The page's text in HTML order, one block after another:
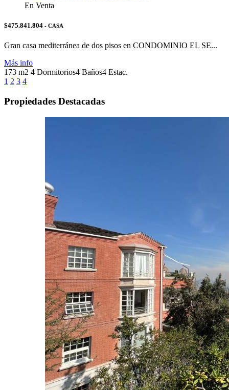
En Venta
$475.841.804 - CASA
Gran casa mediterránea de dos pisos en CONDOMINIO EL SE...
Más info
173 m2 4 Dormitorios4 Baños4 Estac.
1 2 3 4
Propiedades Destacadas